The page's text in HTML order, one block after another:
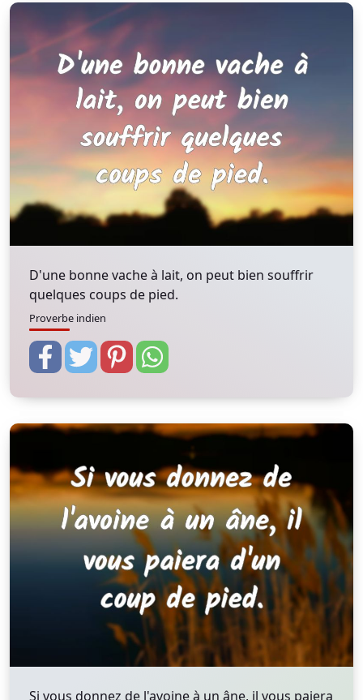
D'une bonne vache à lait, on peut bien souffrir
quelques coups de pied.
Proverbe indien
Si vous donnez de l'avoine à un âne, il vous paiera